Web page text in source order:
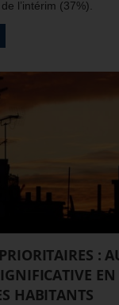
l’intérim (37%).
:
EN
HABITANTS